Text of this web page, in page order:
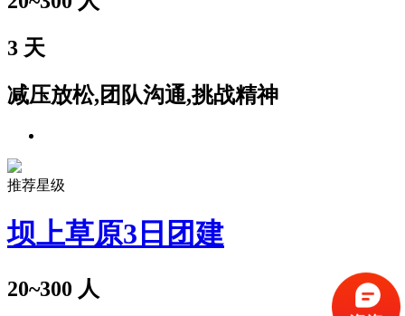
3 天
减压放松,团队沟通,挑战精神
推荐星级
坝上草原3日团建
20~300 人